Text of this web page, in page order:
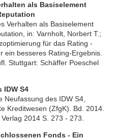
als Basiselement
Verhalten als Basiselement
in: Varnholt, Norbert T.;
für das Rating -
ein besseres Rating-Ergebnis.
Stuttgart: Schäffer Poeschel
IDW S4
Neufassung des IDW S4,
Kreditwesen (ZfgK). Bd. 2014.
2014 S. 273 - 273.
Fonds - Ein